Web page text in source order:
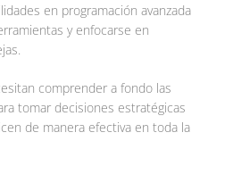
en programación avanzada
y enfocarse en
comprender a fondo las
tomar decisiones estratégicas
de manera efectiva en toda la